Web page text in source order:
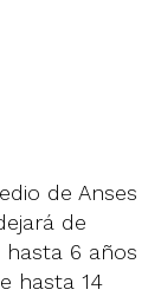
de Anses
de
6 años
hasta 14